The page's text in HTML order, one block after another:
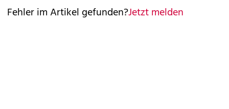
Fehler im Artikel gefunden?Jetzt melden